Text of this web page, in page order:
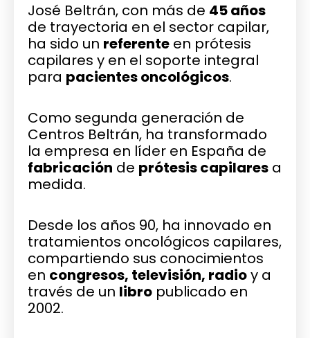
José Beltrán, con más de 45 años
de trayectoria en el sector capilar,
ha sido un referente en prótesis
capilares y en el soporte integral
para pacientes oncológicos.
Como segunda generación de
Centros Beltrán, ha transformado
la empresa en líder en España de
fabricación de prótesis capilares a
medida.
Desde los años 90, ha innovado en
tratamientos oncológicos capilares,
compartiendo sus conocimientos
en congresos, televisión, radioy a
través de un libro publicado en
2002.